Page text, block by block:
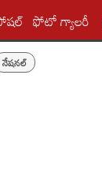
ఫోటో గ్యాలరీ
నేషనల్